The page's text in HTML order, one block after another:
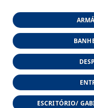
ESCRITÓRIO/